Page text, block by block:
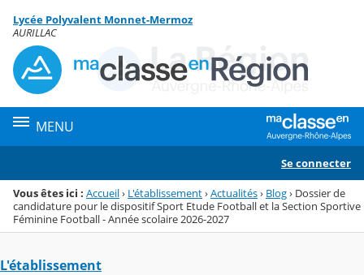
Menu de la rubrique
Contenu
Lycée Polyvalent Monnet-Mermoz
AURILLAC
MENU
Se connecter
Vous êtes ici : Accueil› L'établissement›Actualités› Blog› Dossier de
candidature pour le dispositif Sport Etude Football et la Section Sportive
Féminine Football - Année scolaire 2026-2027
L'établissement